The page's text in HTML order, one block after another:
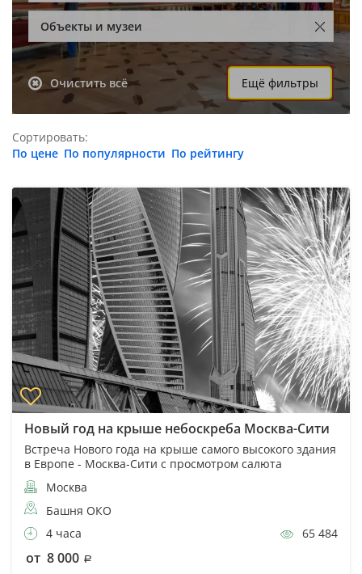
Объекты и музеи
Очистить всё Ещё фильтры
Сортировать:
По цене По популярности По рейтингу
Новый год на крыше небоскреба Москва-Сити
Встреча Нового года на крыше самого высокого здания
в Европе - Москва-Сити с просмотром салюта
Москва
Башня ОКО
4 часа
65 484
от 8 000